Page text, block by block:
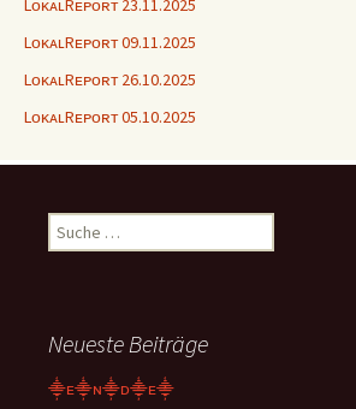
LᴏᴋᴀʟRᴇᴘᴏʀᴛ 23.11.2025
LᴏᴋᴀʟRᴇᴘᴏʀᴛ 09.11.2025
LᴏᴋᴀʟRᴇᴘᴏʀᴛ 26.10.2025
LᴏᴋᴀʟRᴇᴘᴏʀᴛ 05.10.2025
Suche
nach:
Neueste Beiträge
⸎ᴇ⸎ɴ⸎ᴅ⸎ᴇ⸎